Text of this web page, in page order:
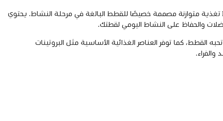
تغذية متوازنة مصممة خصيصًا للقطط البالغة في مرحلة النشاط. يحتوي
والحفاظ على النشاط اليومي لقطتك.
القطط، كما توفر العناصر الغذائية الأساسية مثل البروتينات
والفراء.